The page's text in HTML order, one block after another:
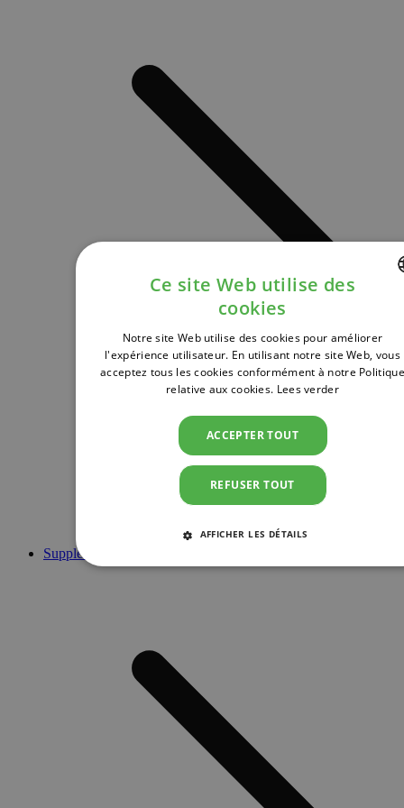
Suppléments
FRENCH
ENGLISH
Ce site Web utilise des
cookies
Notre site Web utilise des cookies pour améliorer
l'expérience utilisateur. En utilisant notre site Web, vous
acceptez tous les cookies conformément à notre Politique
relative aux cookies. Lees verder
ACCEPTER TOUT
REFUSER TOUT
AFFICHER LES DÉTAILS
FONCTIONNALITÉ
Strictement nécessaires
Fonctionnalité
Les cookies strictement nécessaires habilitent des